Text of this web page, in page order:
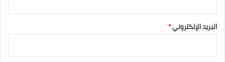
البريد الإلكتروني*